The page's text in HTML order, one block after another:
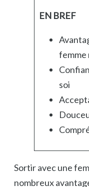
EN BREF
femme
soi
Sortir avec une
nombreux